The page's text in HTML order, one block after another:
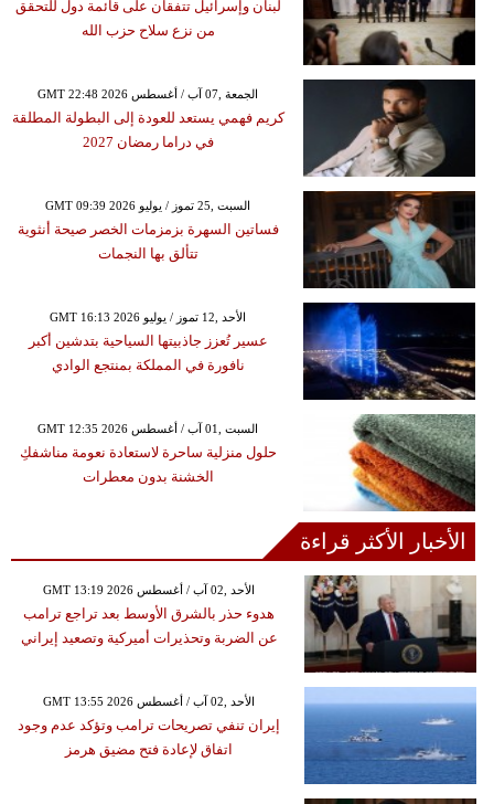
لبنان وإسرائيل تتفقان على قائمة دول للتحقق
من نزع سلاح حزب الله
GMT 22:48 2026 الجمعة ,07 آب / أغسطس
كريم فهمي يستعد للعودة إلى البطولة المطلقة
في دراما رمضان 2027
GMT 09:39 2026 السبت ,25 تموز / يوليو
فساتين السهرة بزمزمات الخصر صيحة أنثوية
تتألق بها النجمات
GMT 16:13 2026 الأحد ,12 تموز / يوليو
عسير تُعزز جاذبيتها السياحية بتدشين أكبر
نافورة في المملكة بمنتجع الوادي
GMT 12:35 2026 السبت ,01 آب / أغسطس
حلول منزلية ساحرة لاستعادة نعومة مناشفكِ
الخشنة بدون معطرات
الأخبار الأكثر قراءة
GMT 13:19 2026 الأحد ,02 آب / أغسطس
هدوء حذر بالشرق الأوسط بعد تراجع ترامب
عن الضربة وتحذيرات أميركية وتصعيد إيراني
GMT 13:55 2026 الأحد ,02 آب / أغسطس
إيران تنفي تصريحات ترامب وتؤكد عدم وجود
اتفاق لإعادة فتح مضيق هرمز